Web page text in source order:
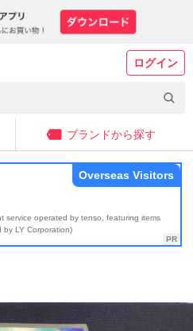
ログイン
ブランドから探す
service operated by tenso, featuring items
by LY Corporation)
Overseas Visitors